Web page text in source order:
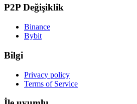
P2P Değişiklik
Binance
Bybit
Bilgi
Privacy policy
Terms of Service